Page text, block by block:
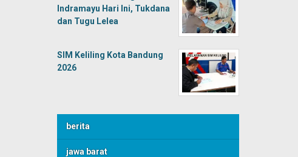
Indramayu Hari Ini, Tukdana
dan Tugu Lelea
SIM Keliling Kota Bandung
2026
berita
jawa barat